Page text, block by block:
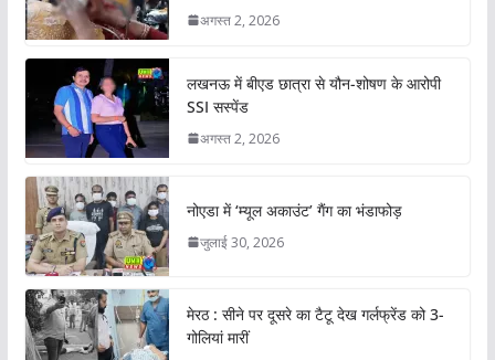
अगस्त 2, 2026
लखनऊ में बीएड छात्रा से यौन-शोषण के आरोपी
SSI सस्पेंड
अगस्त 2, 2026
नोएडा में ‘म्यूल अकाउंट’ गैंग का भंडाफोड़
जुलाई 30, 2026
मेरठ : सीने पर दूसरे का टैटू देख गर्लफ्रेंड को 3-
गोलियां मारीं